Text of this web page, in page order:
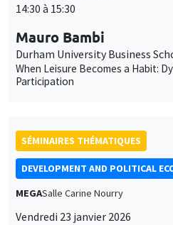
14:30 à 15:30
Mauro Bambi
Durham University Business
When Leisure Becomes a Habit:
Participation
SÉMINAIRES THÉMATIQUES
DEVELOPMENT AND POLITICAL
MEGASalle Carine Nourry
Vendredi 23 janvier 2026